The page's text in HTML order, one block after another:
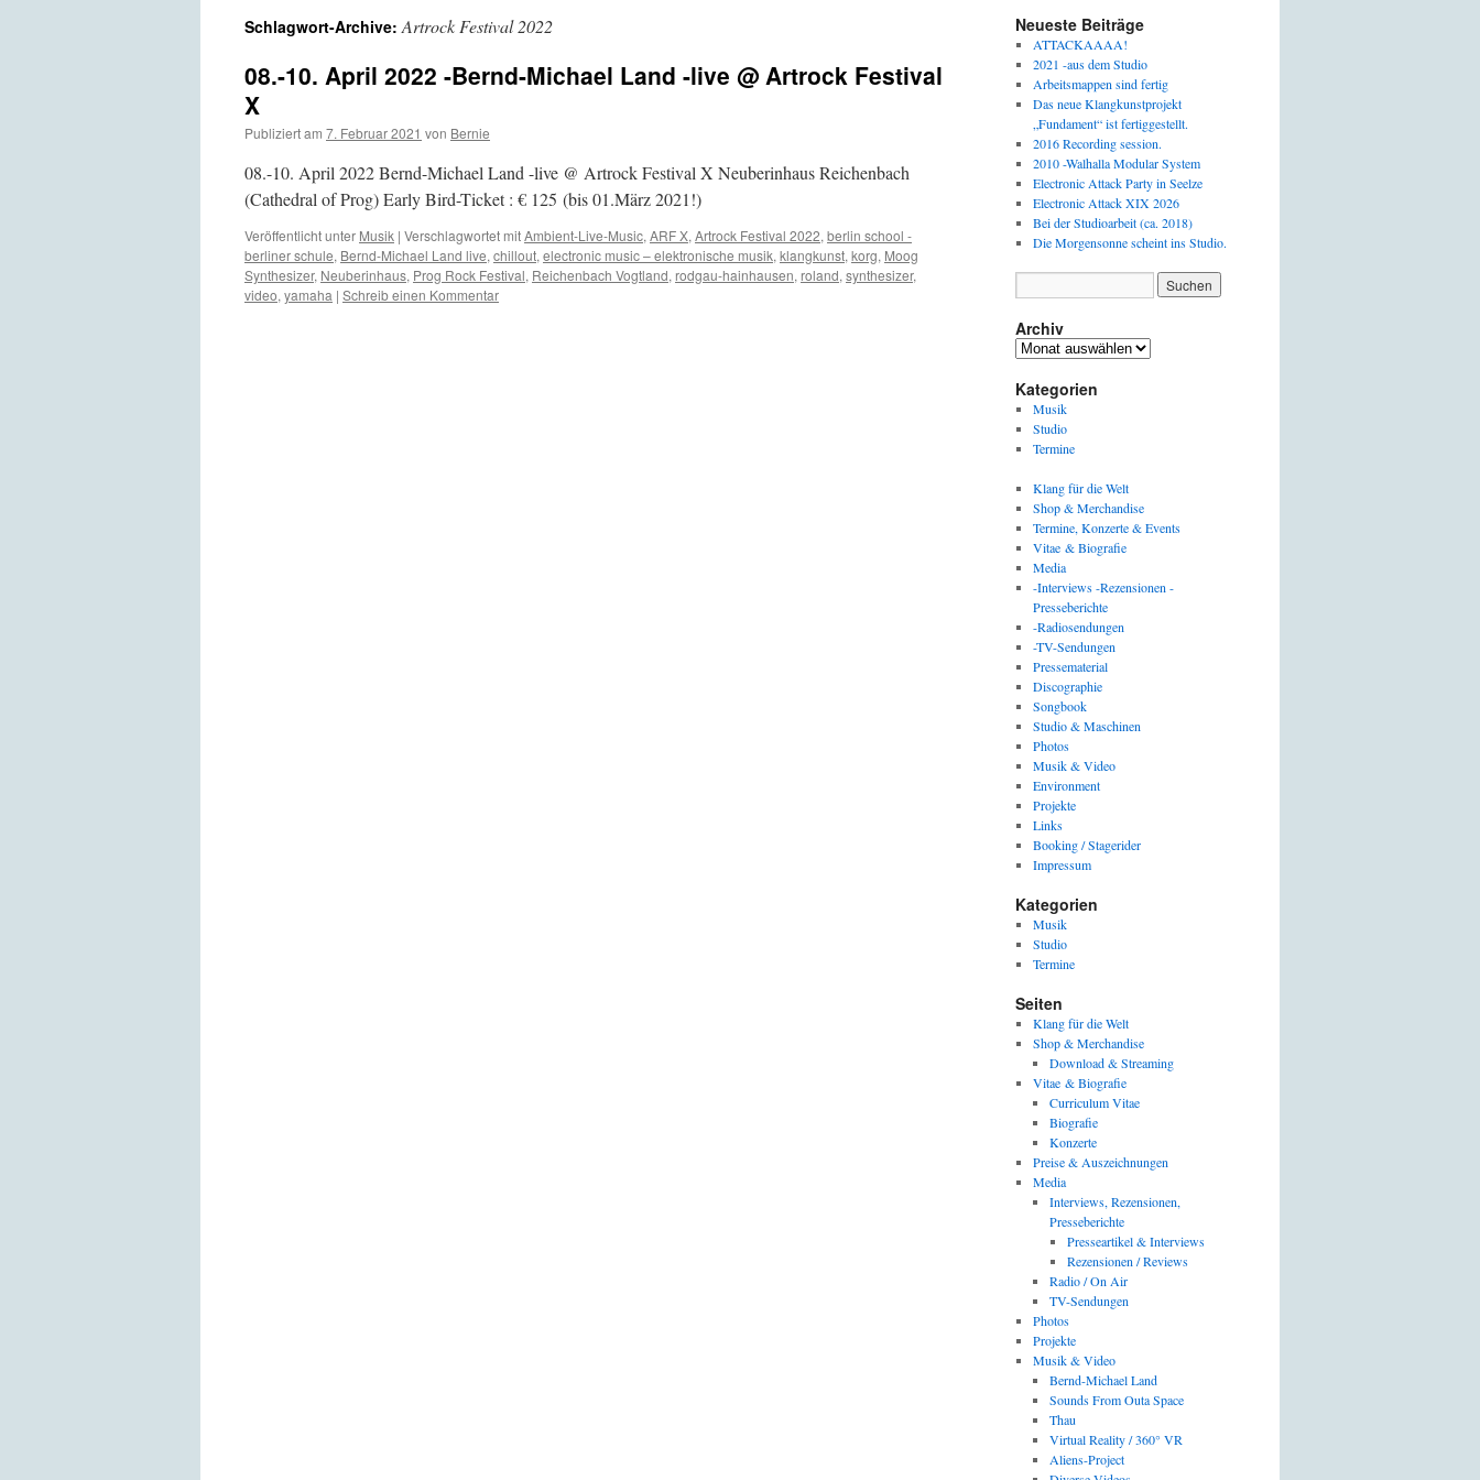
Schlagwort-Archive:Artrock Festival 2022
08.-10. April 2022 -Bernd-Michael Land -live @ Artrock Festival
X
Publiziert am 7. Februar 2021 von Bernie
08.-10. April 2022 Bernd-Michael Land -live @ Artrock Festival X Neuberinhaus Reichenbach
(Cathedral of Prog) Early Bird-Ticket : € 125 (bis 01.März 2021!)
Veröffentlicht unter Musik | Verschlagwortet mitAmbient-Live-Music, ARF X, Artrock Festival 2022, berlin school -
berliner schule, Bernd-Michael Land live, chillout, electronic music – elektronische musik, klangkunst, korg, Moog
Synthesizer, Neuberinhaus, Prog Rock Festival, Reichenbach Vogtland, rodgau-hainhausen, roland, synthesizer,
video, yamaha | Schreib einen Kommentar
Neueste Beiträge
ATTACKAAAA!
2021 -aus dem Studio
Arbeitsmappen sind fertig
Das neue Klangkunstprojekt
„Fundament“ ist fertiggestellt.
2016 Recording session.
2010 -Walhalla Modular System
Electronic Attack Party in Seelze
Electronic Attack XIX 2026
Bei der Studioarbeit (ca. 2018)
Die Morgensonne scheint ins Studio.
Archiv
Archiv
Kategorien
Musik
Studio
Termine
Klang für die Welt
Shop & Merchandise
Termine, Konzerte & Events
Vitae & Biografie
Media
-Interviews -Rezensionen -
Presseberichte
-Radiosendungen
-TV-Sendungen
Pressematerial
Discographie
Songbook
Studio & Maschinen
Photos
Musik & Video
Environment
Projekte
Links
Booking / Stagerider
Impressum
Kategorien
Musik
Studio
Termine
Seiten
Klang für die Welt
Shop & Merchandise
Download & Streaming
Vitae & Biografie
Curriculum Vitae
Biografie
Konzerte
Preise & Auszeichnungen
Media
Interviews, Rezensionen,
Presseberichte
Presseartikel & Interviews
Rezensionen / Reviews
Radio / On Air
TV-Sendungen
Photos
Projekte
Musik & Video
Bernd-Michael Land
Sounds From Outa Space
Thau
Virtual Reality / 360° VR
Aliens-Project